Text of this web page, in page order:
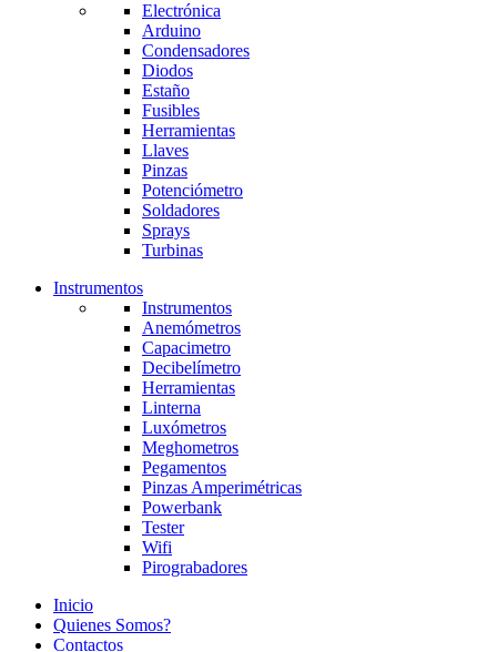
Electrónica
Arduino
Condensadores
Diodos
Estaño
Fusibles
Herramientas
Llaves
Pinzas
Potenciómetro
Soldadores
Sprays
Turbinas
Instrumentos
Instrumentos
Anemómetros
Capacimetro
Decibelímetro
Herramientas
Linterna
Luxómetros
Meghometros
Pegamentos
Pinzas Amperimétricas
Powerbank
Tester
Wifi
Pirograbadores
Inicio
Quienes Somos?
Contactos